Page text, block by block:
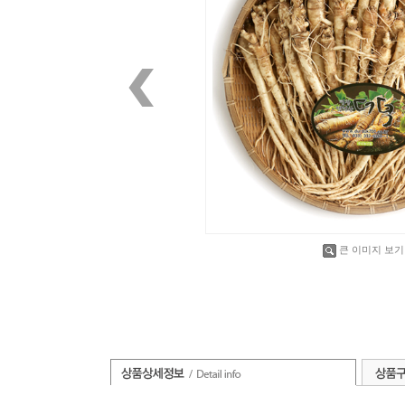
큰 이미지 보기